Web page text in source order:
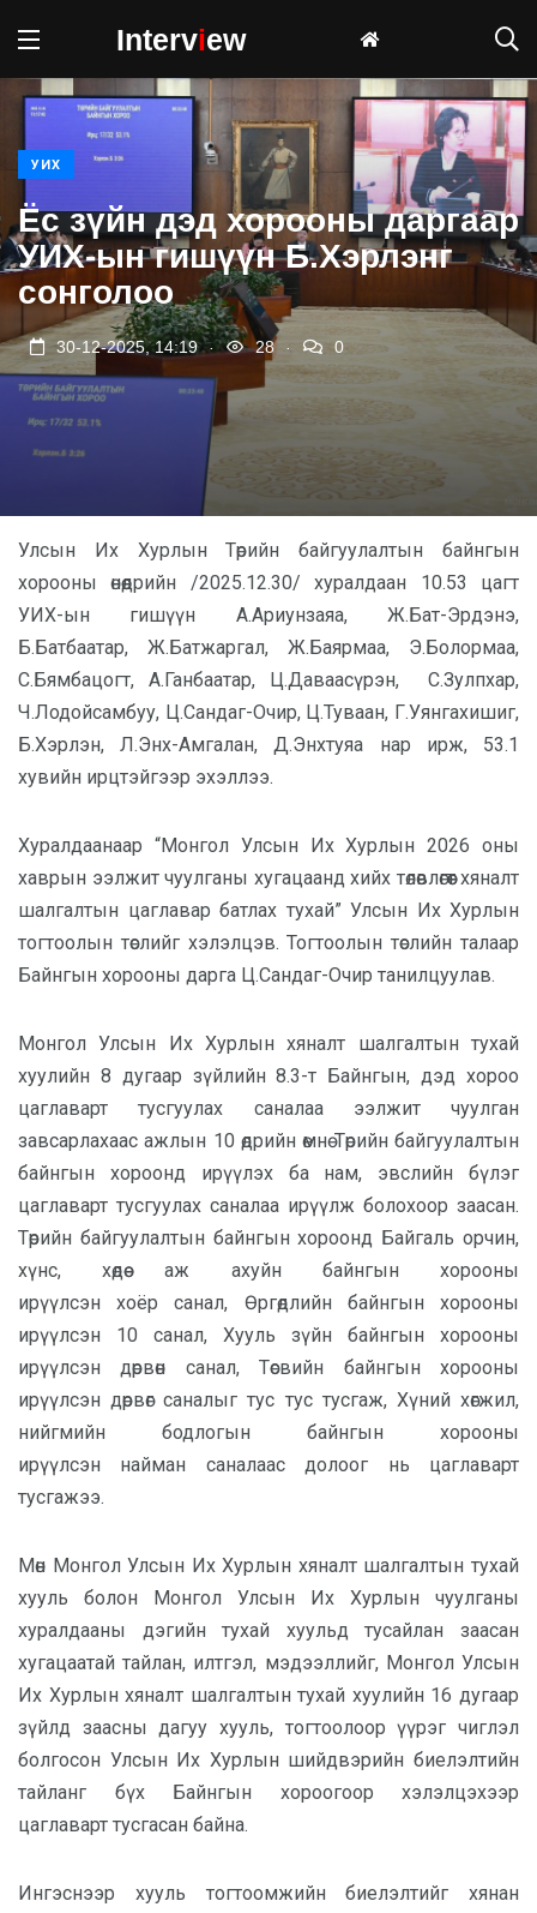
Interview
УИХ
Ёс зүйн дэд хорооны даргаар
УИХ-ын гишүүн Б.Хэрлэнг
сонголоо
30-12-2025, 14:19 . 28 0
Улсын Их Хурлын Төрийн байгуулалтын байнгын
хорооны өнөөдрийн /2025.12.30/ хуралдаан 10.53 цагт
УИХ-ын гишүүн А.Ариунзаяа, Ж.Бат-Эрдэнэ,
Б.Батбаатар, Ж.Батжаргал, Ж.Баярмаа, Э.Болормаа,
С.Бямбацогт, А.Ганбаатар, Ц.Даваасүрэн,
С.Зулпхар,
Ч.Лодойсамбуу, Ц.Сандаг-Очир, Ц.Туваан, Г.Уянгахишиг,
Б.Хэрлэн, Л.Энх-Амгалан, Д.Энхтуяа нар ирж, 53.1
хувийн ирцтэйгээр эхэллээ.
Хуралдаанаар “Монгол Улсын Их Хурлын 2026 оны
хаврын ээлжит чуулганы хугацаанд хийх төлөвлөгөөт хяналт
шалгалтын цаглавар батлах тухай” Улсын Их Хурлын
тогтоолын төслийг хэлэлцэв. Тогтоолын төслийн талаар
Байнгын хорооны дарга Ц.Сандаг-Очир танилцуулав.
Монгол Улсын Их Хурлын хяналт шалгалтын тухай
хуулийн 8 дугаар зүйлийн 8.3-т Байнгын, дэд хороо
цаглаварт тусгуулах саналаа ээлжит чуулган
завсарлахаас ажлын 10 өдрийн өмнө Төрийн байгуулалтын
байнгын хороонд ирүүлэх ба нам, эвслийн бүлэг
цаглаварт тусгуулах саналаа ирүүлж болохоор заасан.
Төрийн байгуулалтын байнгын хороонд Байгаль орчин,
хүнс, хөдөө аж ахуйн байнгын хорооны
ирүүлсэнхоёр санал, Өргөдлийн байнгын хорооны
ирүүлсэн 10 санал, Хууль зүйн байнгын хорооны
ирүүлсэндөрвөн санал, Төсвийн байнгын хорооны
ирүүлсэндөрвөгсаналыг тус тус тусгаж, Хүний хөгжил,
нийгмийн бодлогын байнгын хорооны
ирүүлсэн найман саналаасдолоог нь цаглаварт
тусгажээ.
Мөн Монгол Улсын Их Хурлын хяналт шалгалтын тухай
хууль болон Монгол Улсын Их Хурлын чуулганы
хуралдааны дэгийн тухай хуульд тусайлан заасан
хугацаатай тайлан, илтгэл, мэдээллийг, Монгол Улсын
Их Хурлын хяналт шалгалтын тухай хуулийн 16 дугаар
зүйлд заасны дагуу хууль, тогтоолоор үүрэг чиглэл
болгосон Улсын Их Хурлын шийдвэрийн биелэлтийн
тайланг бүх Байнгын хороогоор хэлэлцэхээр
цаглаварт тусгасан байна.
Ингэснээр хууль тогтоомжийн биелэлтийг хянан